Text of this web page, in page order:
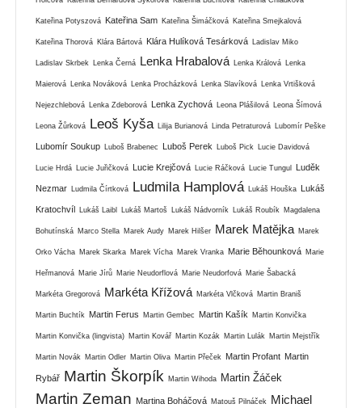
Kateřina Potyszová Kateřina Sam Kateřina Šimáčková Kateřina Smejkalová
Kateřina Thorová Klára Bártová Klára Hulíková Tesárková Ladislav Miko
Ladislav Skrbek Lenka Černá Lenka Hrabalová Lenka Králová Lenka
Maierová Lenka Nováková Lenka Procházková Lenka Slavíková Lenka Vrtišková
Nejezchlebová Lenka Zdeborová Lenka Zychová Leona Plášilová Leona Šímová
Leona Žůrková Leoš Kyša Lilija Burianová Linda Petraturová Lubomír Peške
Lubomír Soukup Luboš Brabenec Luboš Perek Luboš Pick Lucie Davidová
Lucie Hrdá Lucie Juřičková Lucie Krejčová Lucie Ráčková Lucie Tungul Luděk
Nezmar Ludmila Čírtková Ludmila Hamplová Lukáš Houška Lukáš
Kratochvíl Lukáš Laibl Lukáš Martoš Lukáš Nádvorník Lukáš Roubík Magdalena
Bohutínská Marco Stella Marek Audy Marek Hilšer Marek Matějka Marek
Orko Vácha Marek Skarka Marek Vícha Marek Vranka Marie Běhounková Marie
Heřmanová Marie Jírů Marie Neudorflová Marie Neudorfová Marie Šabacká
Markéta Gregorová Markéta Křížová Markéta Vlčková Martin Braniš
Martin Buchtík Martin Ferus Martin Gembec Martin Kašík Martin Konvička
Martin Konvička (lingvista) Martin Kovář Martin Kozák Martin Lulák Martin Mejstřík
Martin Novák Martin Odler Martin Oliva Martin Přeček Martin Profant Martin
Rybář Martin Škorpík Martin Wihoda Martin Žáček
Martin Zeman Martina Boháčová Matouš Pilnáček
Michael